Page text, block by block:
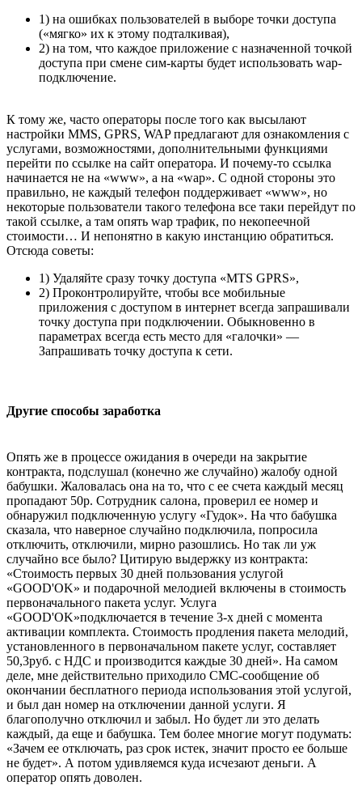
1) на ошибках пользователей в выборе точки доступа
(«мягко» их к этому подталкивая),
2) на том, что каждое приложение с назначенной точкой
доступа при смене сим-карты будет использовать wap-
подключение.
К тому же, часто операторы после того как высылают
настройки MMS, GPRS, WAP предлагают для ознакомления с
услугами, возможностями, дополнительными функциями
перейти по ссылке на сайт оператора. И почему-то ссылка
начинается не на «www», а на «wap». С одной стороны это
правильно, не каждый телефон поддерживает «www», но
некоторые пользователи такого телефона все таки перейдут по
такой ссылке, а там опять wap трафик, по некопеечной
стоимости… И непонятно в какую инстанцию обратиться.
Отсюда советы:
1) Удаляйте сразу точку доступа «MTS GPRS»,
2) Проконтролируйте, чтобы все мобильные
приложения с доступом в интернет всегда запрашивали
точку доступа при подключении. Обыкновенно в
параметрах всегда есть место для «галочки» —
Запрашивать точку доступа к сети.
Другие способы заработка
Опять же в процессе ожидания в очереди на закрытие
контракта, подслушал (конечно же случайно) жалобу одной
бабушки. Жаловалась она на то, что с ее счета каждый месяц
пропадают 50р. Сотрудник салона, проверил ее номер и
обнаружил подключенную услугу «Гудок». На что бабушка
сказала, что наверное случайно подключила, попросила
отключить, отключили, мирно разошлись. Но так ли уж
случайно все было? Цитирую выдержку из контракта:
«Стоимость первых 30 дней пользования услугой
«GOOD'OK» и подарочной мелодией включены в стоимость
первоначального пакета услуг. Услуга
«GOOD'OK»подключается в течение 3-х дней с момента
активации комплекта. Стоимость продления пакета мелодий,
установленного в первоначальном пакете услуг, составляет
50,3руб. с НДС и производится каждые 30 дней». На самом
деле, мне действительно приходило СМС-сообщение об
окончании бесплатного периода использования этой услугой,
и был дан номер на отключении данной услуги. Я
благополучно отключил и забыл. Но будет ли это делать
каждый, да еще и бабушка. Тем более многие могут подумать:
«Зачем ее отключать, раз срок истек, значит просто ее больше
не будет». А потом удивляемся куда исчезают деньги. А
оператор опять доволен.